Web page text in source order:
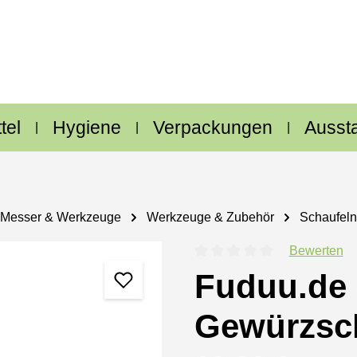
Hygiene Verpackungen
Messer & Werkzeuge Werkzeuge & Zubehör Schaufeln
Bewerten
Fuduu.de